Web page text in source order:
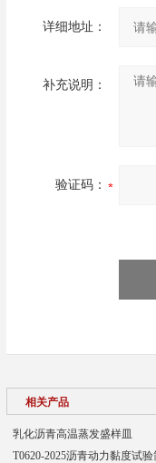
详细地址：
补充说明：
验证码：
相关产品
乳化沥青高温蒸发盛样皿
T0620-2025沥青动力黏度试